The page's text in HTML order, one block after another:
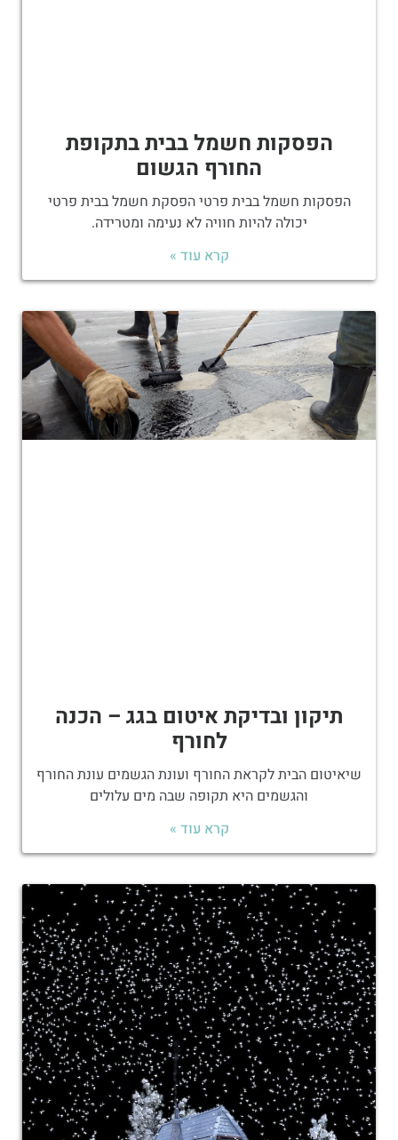
הפסקות חשמל בבית בתקופת
החורף הגשום
הפסקות חשמל בבית פרטי הפסקת חשמל בבית פרטי
יכולה להיות חוויה לא נעימה ומטרידה.
קרא עוד »
תיקון ובדיקת איטום בגג – הכנה
לחורף
שיאיטום הבית לקראת החורף ועונת הגשמים עונת החורף
והגשמים היא תקופה שבה מים עלולים
קרא עוד »